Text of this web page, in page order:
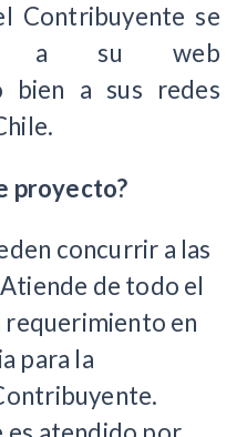
Contribuyente se
a su web
a sus redes
proyecto?
concurrir a las
de todo el
requerimiento en
para la